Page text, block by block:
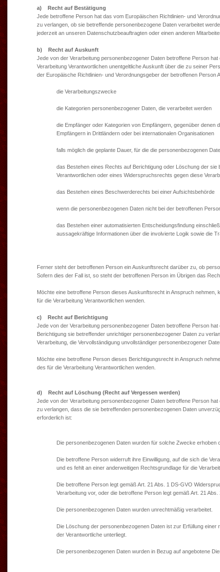
a) Recht auf Bestätigung
Jede betroffene Person hat das vom Europäischen Richtlinien- und
zu verlangen, ob sie betreffende personenbezogene Daten verarbeitet
jederzeit an unseren Datenschutzbeauftragten oder einen anderen
b) Recht auf Auskunft
Jede von der Verarbeitung personenbezogener Daten betroffene Person
Verarbeitung Verantwortlichen unentgeltliche Auskunft über die zu seiner
der Europäische Richtlinien- und Verordnungsgeber der betroffenen Person
die Verarbeitungszwecke
die Kategorien personenbezogener Daten, die verarbeitet werden
die Empfänger oder Kategorien von Empfängern, gegenüber
Empfängern in Drittländern oder bei internationalen Organisationen
falls möglich die geplante Dauer, für die die personenbezogenen
das Bestehen eines Rechts auf Berichtigung oder Löschung der
Verantwortlichen oder eines Widerspruchsrechts gegen diese
das Bestehen eines Beschwerderechts bei einer Aufsichtsbehörde
wenn die personenbezogenen Daten nicht bei der betroffenen
das Bestehen einer automatisierten Entscheidungsfindung
aussagekräftige Informationen über die involvierte Logik sowie die
Ferner steht der betroffenen Person ein Auskunftsrecht darüber zu, ob
Sofern dies der Fall ist, so steht der betroffenen Person im Übrigen das
Möchte eine betroffene Person dieses Auskunftsrecht in Anspruch
für die Verarbeitung Verantwortlichen wenden.
c) Recht auf Berichtigung
Jede von der Verarbeitung personenbezogener Daten betroffene Person
Berichtigung sie betreffender unrichtiger personenbezogener Daten zu
Verarbeitung, die Vervollständigung unvollständiger personenbezogener
Möchte eine betroffene Person dieses Berichtigungsrecht in Anspruch
des für die Verarbeitung Verantwortlichen wenden.
d) Recht auf Löschung (Recht auf Vergessen werden)
Jede von der Verarbeitung personenbezogener Daten betroffene Person
zu verlangen, dass die sie betreffenden personenbezogenen Daten
erforderlich ist:
Die personenbezogenen Daten wurden für solche Zwecke
Die betroffene Person widerruft ihre Einwilligung, auf die sich die
und es fehlt an einer anderweitigen Rechtsgrundlage für die
Die betroffene Person legt gemäß Art. 21 Abs. 1 DS-GVO
Verarbeitung vor, oder die betroffene Person legt gemäß Art. 21
Die personenbezogenen Daten wurden unrechtmäßig verarbeitet.
Die Löschung der personenbezogenen Daten ist zur Erfüllung
der Verantwortliche unterliegt.
Die personenbezogenen Daten wurden in Bezug auf angebotene